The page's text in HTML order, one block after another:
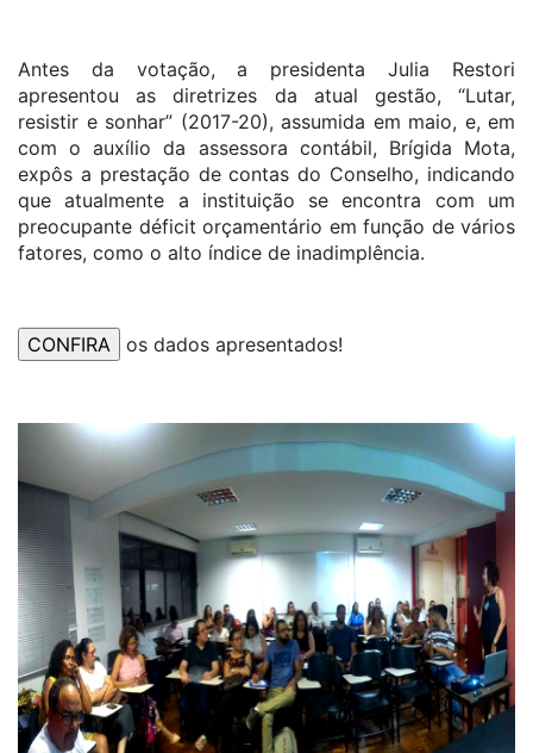
Antes da votação, a presidenta Julia Restori
apresentou as diretrizes da atual gestão, “Lutar,
resistir e sonhar” (2017-20), assumida em maio, e, em
com o auxílio da assessora contábil, Brígida Mota,
expôs a prestação de contas do Conselho, indicando
que atualmente a instituição se encontra com um
preocupante déficit orçamentário em função de vários
fatores, como o alto índice de inadimplência.
os dados apresentados!